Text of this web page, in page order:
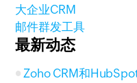
大企业CRM
邮件群发工具
最新动态
Zoho CRM和